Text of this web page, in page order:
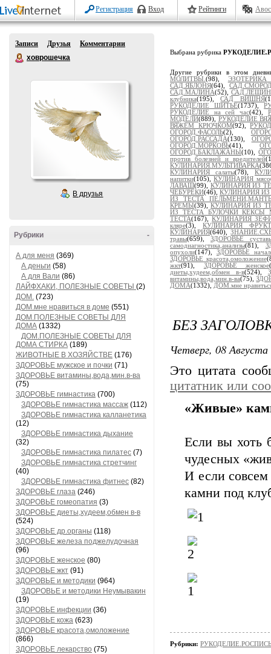
Регистрация Вход Рейтинги
Записи Друзья
Комментарии
ховрошечка
В друзья
-
Рубрики
А для меня (369)
А деньги (58)
А для Вали (86)
ЛАЙФХАКИ, ПОЛЕЗНЫЕ СОВЕТЫ (2)
ДОМ. (723)
ДОМ.мне нравиться в доме (551)
ДОМ.ПОЛЕЗНЫЕ СОВЕТЫ ДЛЯ
ДОМА (1332)
ДОМ.ПОЛЕЗНЫЕ СОВЕТЫ ДЛЯ
ДОМА СТИРКА (189)
ЖИВОТНЫЕ В ХОЗЯЙСТВЕ (176)
ЗДОРОВЬЕ мужское и почки (71)
ЗДОРОВЬЕ витамины,вода,мин.в-ва
(75)
ЗДОРОВЬЕ гимнастика (700)
ЗДОРОВЬЕ гимнастика массаж (112)
ЗДОРОВЬЕ гимнастика калланетика
(12)
ЗДОРОВЬЕ гимнастика дыхание
(32)
ЗДОРОВЬЕ гимнастика пилатес (7)
ЗДОРОВЬЕ гимнастика стретчинг
(40)
ЗДОРОВЬЕ гимнастика фитнес (82)
ЗДОРОВЬЕ глаза (246)
ЗДОРОВЬЕ гомеопатия (3)
ЗДОРОВЬЕ диеты,худеем,обмен в-в
(524)
ЗДОРОВЬЕ др.органы (118)
ЗДОРОВЬЕ железа поджелудочная
(96)
ЗДОРОВЬЕ женское (80)
ЗДОРОВЬЕ жкт (91)
ЗДОРОВЬЕ и методики (964)
ЗДОРОВЬЕ и методики Неумывакин
(19)
ЗДОРОВЬЕ инфекции (36)
ЗДОРОВЬЕ кожа (623)
ЗДОРОВЬЕ красота,омоложение
(866)
ЗДОРОВЬЕ лекарство (75)
Выбрана рубрика
Другие рубрики в этом
МОЛИТВЫ. (98),
САД.ЯБЛОНЯ(64),
САД.МАЛИНА(52),
клубника(195),САД ВИШНЯ
РУКОДЕЛИЕ ШИТЬЁ(1737),
РУКОДЕЛИЕ на сей час(42),
МОДЕЛИ(889), РУКОДЕЛИЕ
ВЯЖЕМ КРЮЧКОМ(92),
ОГОРОД.ФАСОЛЬ(2),
ОГОРОД.РАССАДА(130),
ОГОРОД.МОРКОВЬ(41),
ОГОРОД.БАКЛАЖАНЫ(10),
против болезней и вредителей
КУЛИНАРИЯ.МУЛЬТИВАРКА
КУЛИНАРИЯ салаты(78),
напитки(105),КУЛИНАРИЯ мясо
ЛАВАШ(99), КУЛИНАРИЯ ИЗ
ЧЕБУРЕКИ(46),КУЛИНАРИЯ
ИЗ ТЕСТА
КРЕМЫ(39),КУЛИНАРИЯ ИЗ
ИЗ ТЕСТА БУЛОЧКИ КЕКСЫ
ТЕСТА(167),КУЛИНАРИЯ
кляре(3),КУЛИНАРИЯ
КУЛИНАРИЯ(640),
травы(659), ЗДОРОВЬЕ
самодиагностика,анализы(81),
опухоли(147), ЗДОРОВЬЕ
ЗДОРОВЬЕ красота,омоложение
жкт(91), ЗДОРОВЬЕ женское
диеты,худеем,обмен в-в(524),
витамины,вода,мин.в-ва(75),
ДОМА(1332), ДОМ.мне
БЕЗ
Четверг, 08
Это цитата
цитатник или
«Живые»
Если вы хоть
чудесных
И если совсем
камни под
Рубрики: